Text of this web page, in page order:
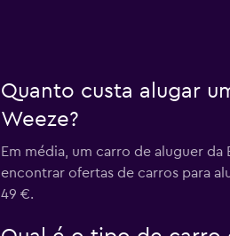
Quanto custa alugar
Weeze?
Em média, um carro de aluguer
encontrar ofertas de carros para
49 €.